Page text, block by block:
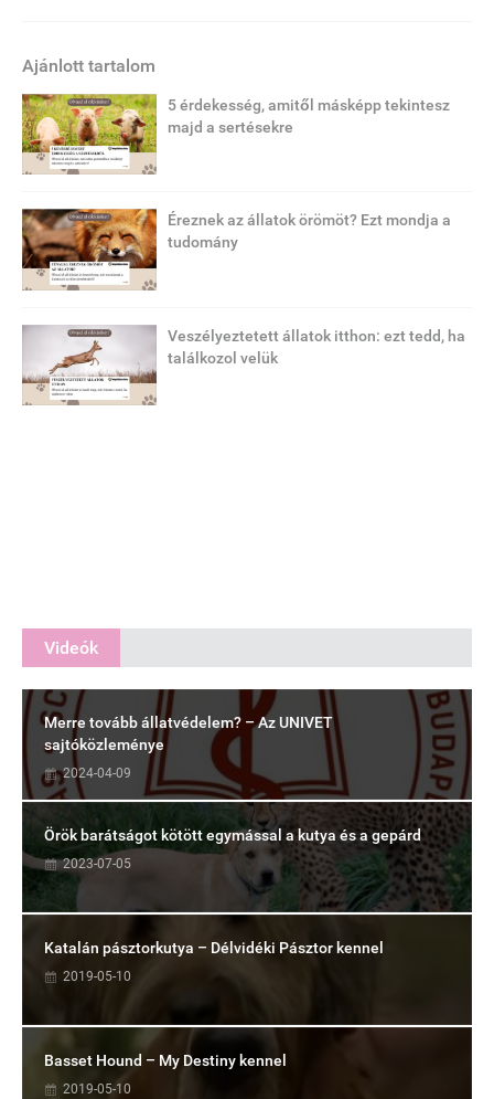
Ajánlott tartalom
5 érdekesség, amitől másképp tekintesz
majd a sertésekre
Éreznek az állatok örömöt? Ezt mondja a
tudomány
Veszélyeztetett állatok itthon: ezt tedd, ha
találkozol velük
Videók
Merre tovább állatvédelem? – Az UNIVET
sajtóközleménye
2024-04-09
Örök barátságot kötött egymással a kutya és a gepárd
2023-07-05
Katalán pásztorkutya – Délvidéki Pásztor kennel
2019-05-10
Basset Hound – My Destiny kennel
2019-05-10